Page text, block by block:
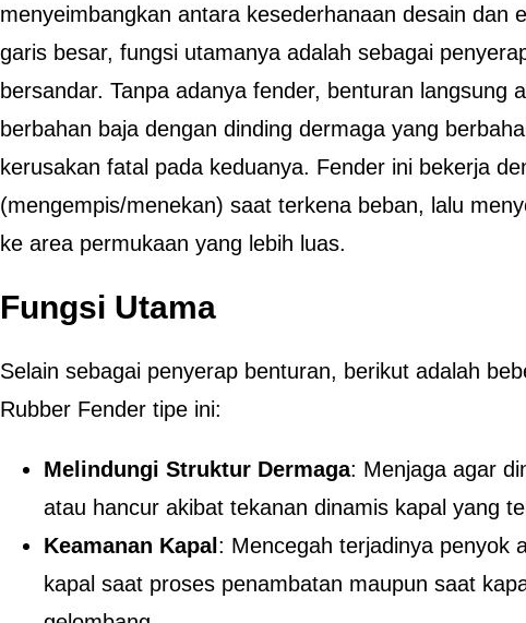
menyeimbangkan antara kesederhanaan desain dan
garis besar, fungsi utamanya adalah sebagai
bersandar. Tanpa adanya fender, benturan langsung
berbahan baja dengan dinding dermaga yang
kerusakan fatal pada keduanya. Fender ini bekerja
(mengempis/menekan) saat terkena beban, lalu
ke area permukaan yang lebih luas.
Fungsi Utama
Selain sebagai penyerap benturan, berikut adalah
Rubber Fender tipe ini:
Melindungi Struktur Dermaga: Menjaga agar
atau hancur akibat tekanan dinamis kapal yang
Keamanan Kapal : Mencegah terjadinya penyok
kapal saat proses penambatan maupun saat